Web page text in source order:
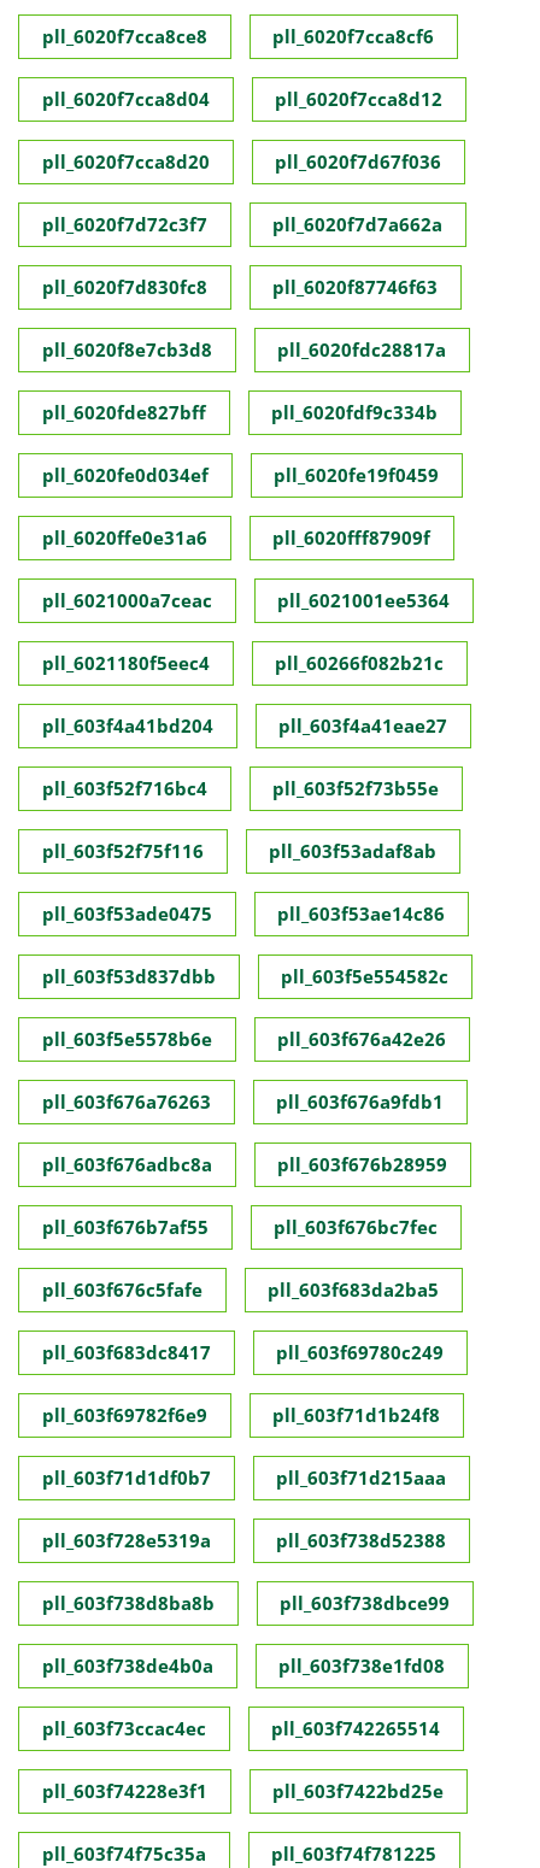
pll_6020f7cca8ce8 pll_6020f7cca8cf6
pll_6020f7cca8d04 pll_6020f7cca8d12
pll_6020f7cca8d20 pll_6020f7d67f036
pll_6020f7d72c3f7 pll_6020f7d7a662a
pll_6020f7d830fc8 pll_6020f87746f63
pll_6020f8e7cb3d8 pll_6020fdc28817a
pll_6020fde827bff pll_6020fdf9c334b
pll_6020fe0d034ef pll_6020fe19f0459
pll_6020ffe0e31a6 pll_6020fff87909f
pll_6021000a7ceac pll_6021001ee5364
pll_6021180f5eec4 pll_60266f082b21c
pll_603f4a41bd204 pll_603f4a41eae27
pll_603f52f716bc4 pll_603f52f73b55e
pll_603f52f75f116 pll_603f53adaf8ab
pll_603f53ade0475 pll_603f53ae14c86
pll_603f53d837dbb pll_603f5e554582c
pll_603f5e5578b6e pll_603f676a42e26
pll_603f676a76263 pll_603f676a9fdb1
pll_603f676adbc8a pll_603f676b28959
pll_603f676b7af55 pll_603f676bc7fec
pll_603f676c5fafe pll_603f683da2ba5
pll_603f683dc8417 pll_603f69780c249
pll_603f69782f6e9 pll_603f71d1b24f8
pll_603f71d1df0b7 pll_603f71d215aaa
pll_603f728e5319a pll_603f738d52388
pll_603f738d8ba8b pll_603f738dbce99
pll_603f738de4b0a pll_603f738e1fd08
pll_603f73ccac4ec pll_603f742265514
pll_603f74228e3f1 pll_603f7422bd25e
pll_603f74f75c35a pll_603f74f781225